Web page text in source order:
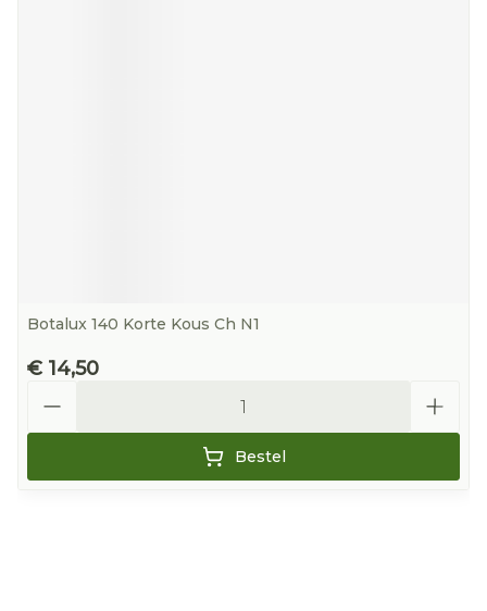
Botalux 140 Korte Kous Ch N1
€ 14,50
Bestel